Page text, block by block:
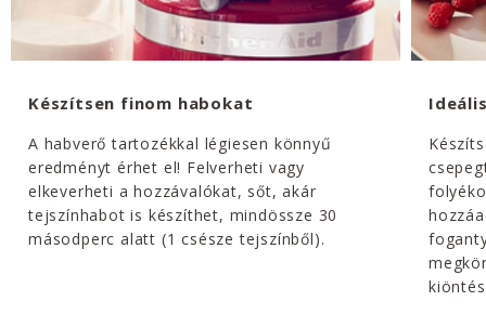
Készítsen finom habokat
A habverő tartozékkal légiesen könnyű
eredményt érhet el! Felverheti vagy
elkeverheti a hozzávalókat, sőt, akár
tejszínhabot is készíthet, mindössze 30
másodperc alatt (1 csésze tejszínből).